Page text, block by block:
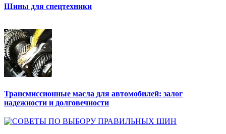
Шины для спецтехники
Трансмиссионные масла для автомобилей: залог
надежности и долговечности